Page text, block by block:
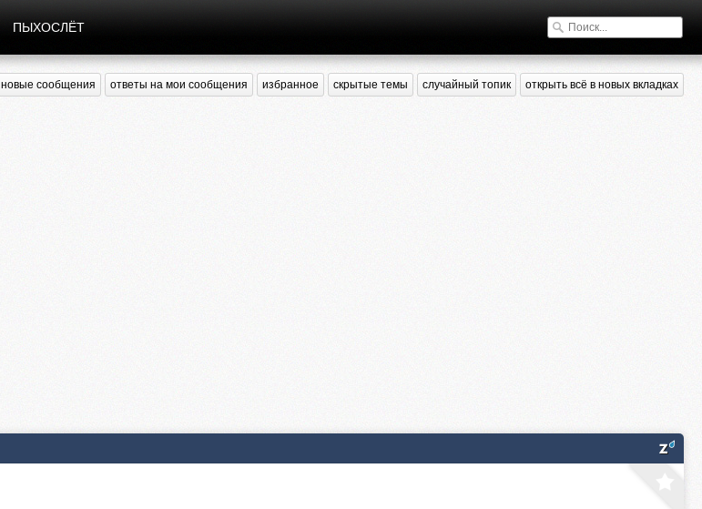
ПЫХОСЛЁТ
новые сообщения ответы на мои сообщения избранное скрытые темы случайный топик открыть всё в новых вкладках